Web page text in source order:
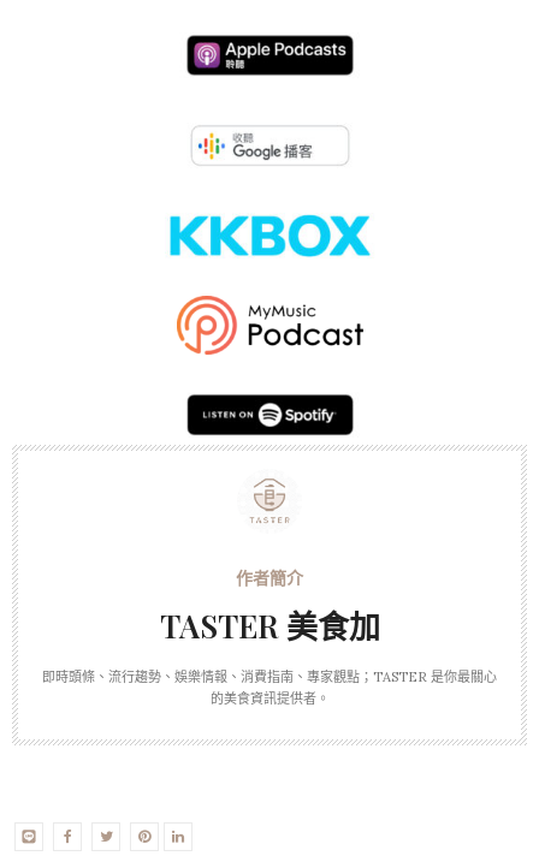
TASTER 美食加
即時頭條、流行趨勢、娛樂情報、消費指南、專家觀點；TASTER 是你最關心
的美食資訊提供者。